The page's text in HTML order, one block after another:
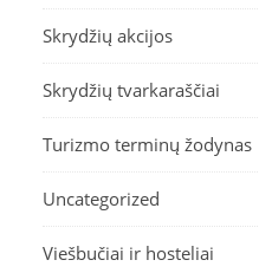
Skrydžių akcijos
Skrydžių tvarkaraščiai
Turizmo terminų žodynas
Uncategorized
Viešbučiai ir hosteliai